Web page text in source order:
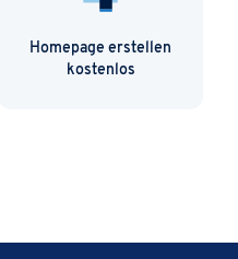
Homepage erstellen
kostenlos